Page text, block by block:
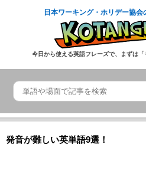
日本ワーキング・ホリデー協
今日から使える英語フレーズで、まずは「
発音が難しい英単語9選！